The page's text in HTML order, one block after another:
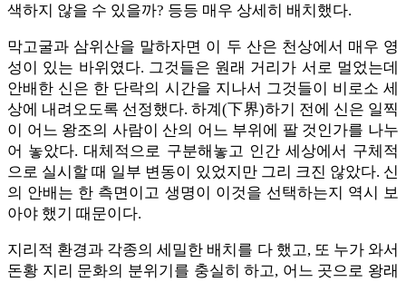
색하지 않을 수 있을까? 등등 매우 상세히 배치했다.
막고굴과 삼위산을 말하자면 이 두 산은 천상에서 매우 영
성이 있는 바위였다. 그것들은 원래 거리가 서로 멀었는데
안배한 신은 한 단락의 시간을 지나서 그것들이 비로소 세
상에 내려오도록 선정했다. 하계(下界)하기 전에 신은 일찍
이 어느 왕조의 사람이 산의 어느 부위에 팔 것인가를 나누
어 놓았다. 대체적으로 구분해놓고 인간 세상에서 구체적
으로 실시할 때 일부 변동이 있었지만 그리 크진 않았다. 신
의 안배는 한 측면이고 생명이 이것을 선택하는지 역시 보
아야 했기 때문이다.
지리적 환경과 각종의 세밀한 배치를 다 했고, 또 누가 와서
돈황 지리 문화의 분위기를 충실히 하고, 어느 곳으로 왕래